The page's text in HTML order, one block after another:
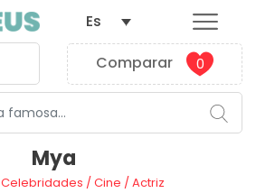
Comparar 0
Es
Mya
Celebridades /Cine /Actriz